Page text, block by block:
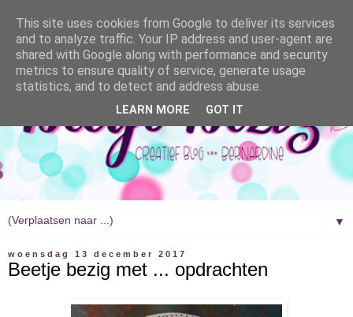
▼
woensdag 13 december 2017
Beetje bezig met ... opdrachten
This site uses cookies from Google to deliver its services
and to analyze traffic. Your IP address and user-agent are
shared with Google along with performance and security
metrics to ensure quality of service, generate usage
statistics, and to detect and address abuse.
LEARN MORE GOT IT